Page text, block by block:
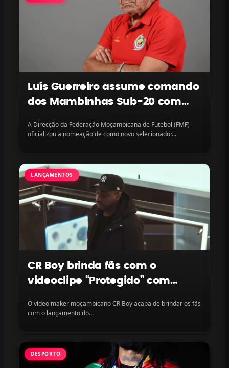
Luís Guerreiro assume comando
dos Mambinhas Sub-20 com
A Direcção da Federação Moçambicana de Futebol (FMF)
oficializou a nomeação de como novo selecionador...
LANÇAMENTOS
CR Boy brinda fãs com o
videoclipe “Protegido” com
na plataforma
O vídeo maker moçambicano CR Boy acaba de brindar os fãs
com o lançamento do...
DESPORTO